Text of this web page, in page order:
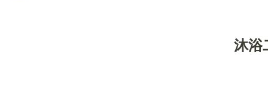
沐浴